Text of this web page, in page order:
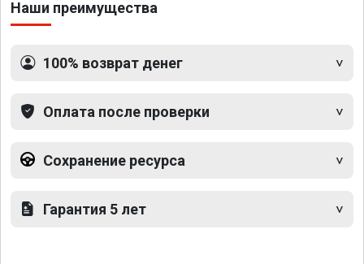
Наши преимущества
100% возврат денег
Оплата после проверки
Сохранение ресурса
Гарантия 5 лет